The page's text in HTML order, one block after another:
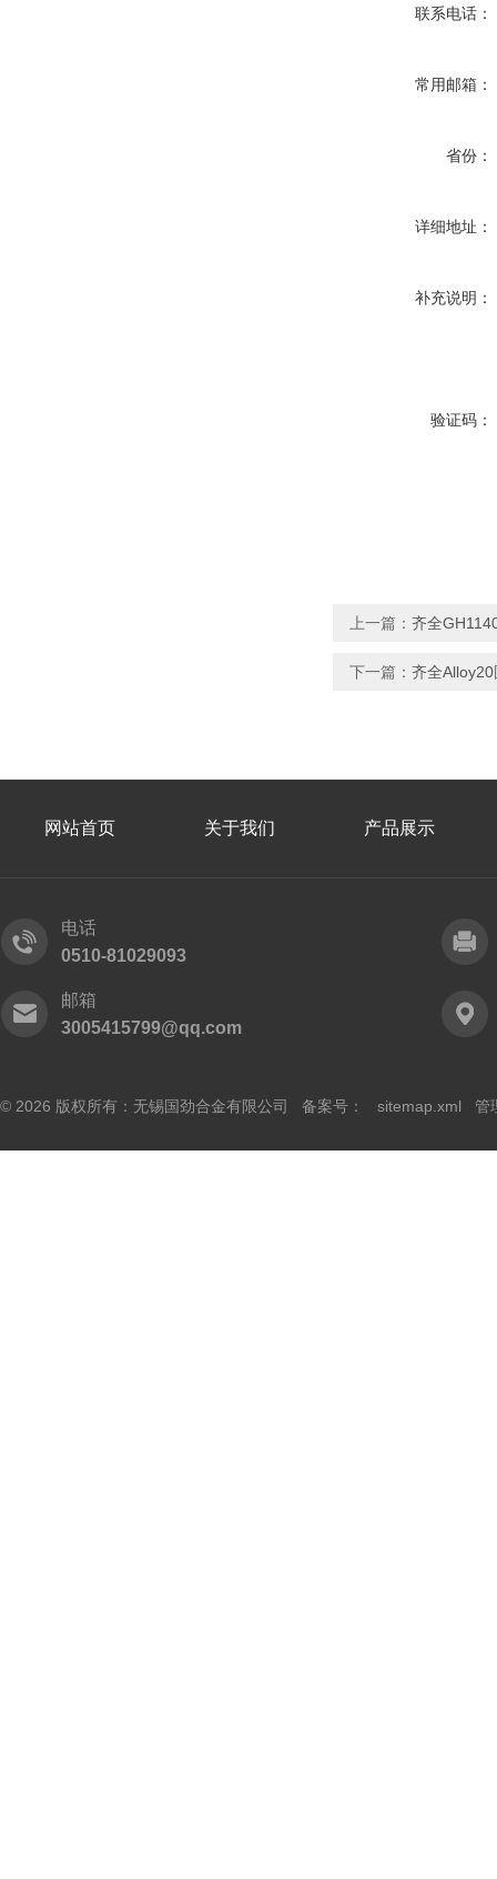
联系电话：
常用邮箱：
省份：
详细地址：
补充说明：
验证码：
上一篇： 齐全
下一篇： 齐全
网站首页 关于我们 产品展示
电话
0510-81029093
邮箱
3005415799@qq.com
© 2026 版权所有：无锡国劲合金有限公司 备案号： sitemap.xml 管